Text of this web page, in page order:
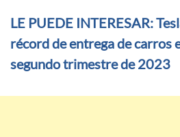
LE PUEDE INTERESAR:
récord de entrega de carros
segundo trimestre de 2023